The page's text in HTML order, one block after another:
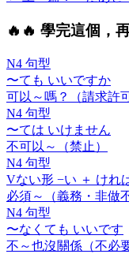
🔥 🔥 學完這個，
N4 句型
〜ても いいですか
可以～嗎？（請求許
N4 句型
〜ては いけません
不可以～（禁止）
N4 句型
Vない形 −い ＋ けれ
必須～（義務・非做
N4 句型
〜なくても いいです
不～也沒關係（不必